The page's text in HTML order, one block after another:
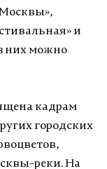
и
них можно
кадрам
городских
реки. На